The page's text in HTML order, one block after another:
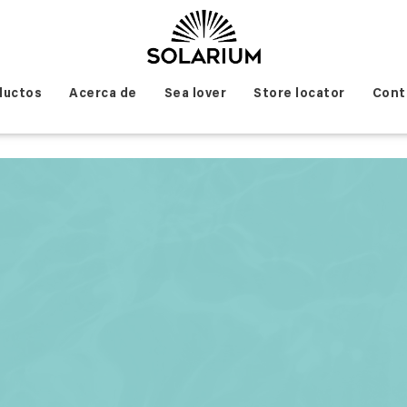
Acerca de Sea lover Store locator